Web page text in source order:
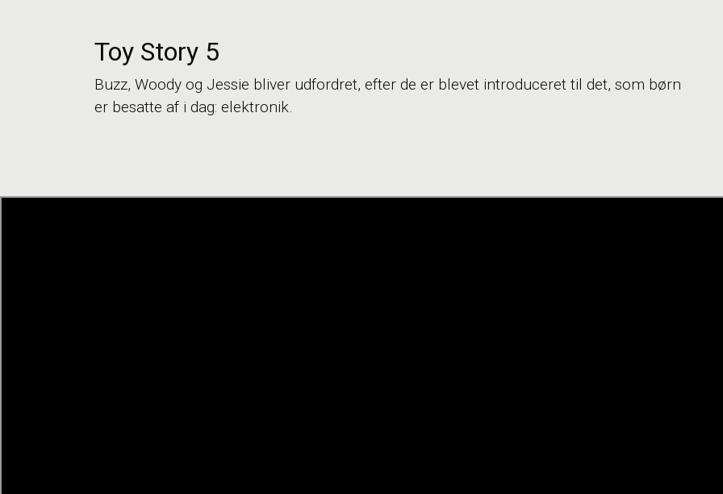
Toy Story 5
Buzz, Woody og Jessie bliver udfordret, efter de er blevet introduceret til det, som børn
er besatte af i dag: elektronik.